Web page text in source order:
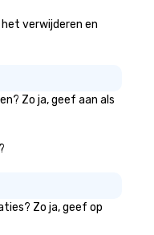
verwijderen en
Zo ja, geef aan als
Zo ja, geef op